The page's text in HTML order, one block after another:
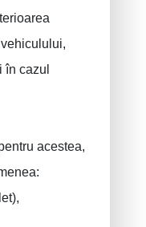
cazul
acestea,